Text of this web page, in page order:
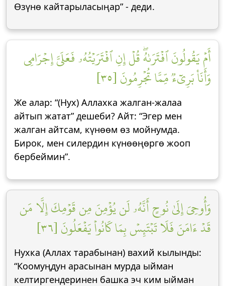
Өзүнө кайтарыласыңар” - деди.
أَمۡ يَقُولُونَ ٱفۡتَرَىٰهُۖ قُلۡ إِنِ ٱفۡتَرَيۡتُهُۥ فَعَلَيَّ إِجۡرَامِي
وَأَنَا۠ بَرِيٓءٞ مِّمَّا تُجۡرِمُونَ [٣٥]
Же алар: “(Нух) Аллахка жалган-жалаа
айтып жатат” дешеби? Айт: “Эгер мен
жалган айтсам, күнөөм өз мойнумда.
Бирок, мен силердин күнөөңөргө жооп
бербеймин”.
وَأُوحِيَ إِلَىٰ نُوحٍ أَنَّهُۥ لَن يُؤۡمِنَ مِن قَوۡمِكَ إِلَّا مَن
قَدۡ ءَامَنَ فَلَا تَبۡتَئِسۡ بِمَا كَانُواْ يَفۡعَلُونَ [٣٦]
Нухка (Аллах тарабынан) вахий кылынды:
“Коомуңдун арасынан мурда ыйман
келтиргендеринен башка эч ким ыйман